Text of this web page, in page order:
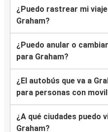
¿Puedo rastrear mi
Graham?
¿Puedo anular o
para Graham?
¿El autobús que va a
para personas con
¿A qué ciudades puedo
Graham?